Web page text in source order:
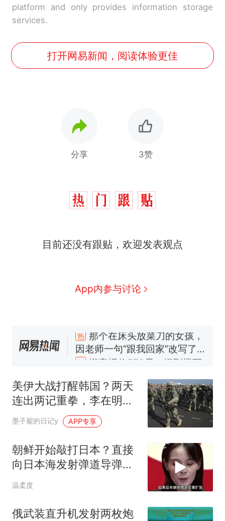
platform and only provides information storage
services.
打开网易新闻，阅读体验更佳
分享 3赞
目前还没有跟贴，欢迎发表观点
App内参与讨论
人生
新 搬家报价570元，搬到楼下
交5060元才肯搬上楼！女子傻
号，仅凭视频评出？中国烹饪
协会回应
台风"白海豚"中心附近最大风
力已达15级 最新研判
佛山一中学招聘物理教师，笔
已叫停招聘，成立调查组全面
核查
笔试第一被第二名传话劝弃考
官方通报
那个在床头放菜刀的女孩，
因老师一句“跟我回家”改写了
美伊大战打醒韩国？两天
连出两记重拳，李在明不
再忍了，硬怼美国
墨子翟的日记y APP专享
朝鲜开始敲打日本？直接
向日本海发射弹道导弹，
这是今年第10次
温柔度
俄武装直升机发射两枚炮